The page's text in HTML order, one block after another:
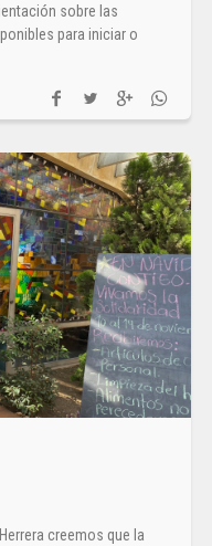
sobre las
para iniciar o
creemos que la